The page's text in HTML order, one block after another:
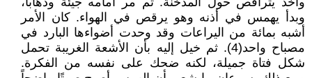
وبدأ يهمس في أذنه وهو يرقص في الهواء. كان الأمر
أشبه بمائة من اليراعات وقد وحدت أضواءها البارد في
مصباح واحد(4). ثم خيل إليه بأن الأشعة الغريبة تحمل
شكل فتاة جميلة، لكنه ضحك على نفسه من الفكرة.